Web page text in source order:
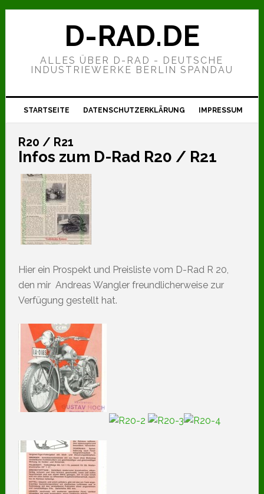
Zur
Hauptnavigation
Zum
Zur
D-RAD.DE
ALLES ÜBER D-RAD - DEUTSCHE
INDUSTRIEWERKE BERLIN SPANDAU
STARTSEITE DATENSCHUTZERKLÄRUNG IMPRESSUM
R20 / R21
Infos zum D-Rad R20 / R21
Hier ein Prospekt und Preisliste vom D-Rad R 20,
den mir Andreas Wangler freundlicherweise zur
Verfügung gestellt hat.